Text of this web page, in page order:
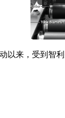
来，受到智